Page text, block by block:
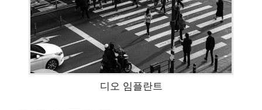
디오 임플란트